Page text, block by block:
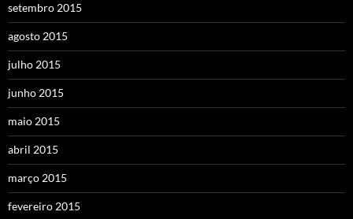
setembro 2015
agosto 2015
julho 2015
junho 2015
maio 2015
abril 2015
março 2015
fevereiro 2015